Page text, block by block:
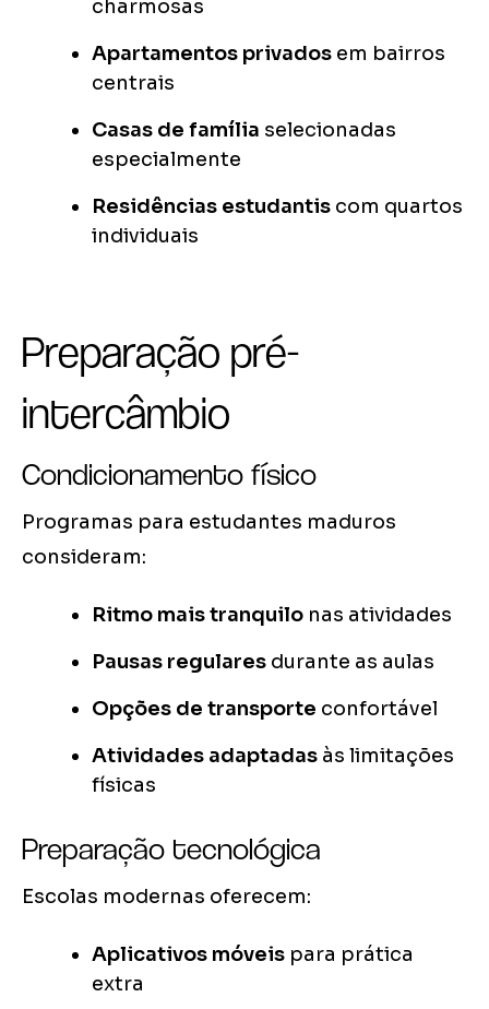
charmosas
Apartamentos privados em bairros
centrais
Casas de família selecionadas
especialmente
Residências estudantis com quartos
individuais
Preparação pré-
intercâmbio
Condicionamento físico
Programas para estudantes maduros
consideram:
Ritmo mais tranquilo nas atividades
Pausas regulares durante as aulas
Opções de transporte confortável
Atividades adaptadas às limitações
físicas
Preparação tecnológica
Escolas modernas oferecem:
Aplicativos móveis para prática
extra